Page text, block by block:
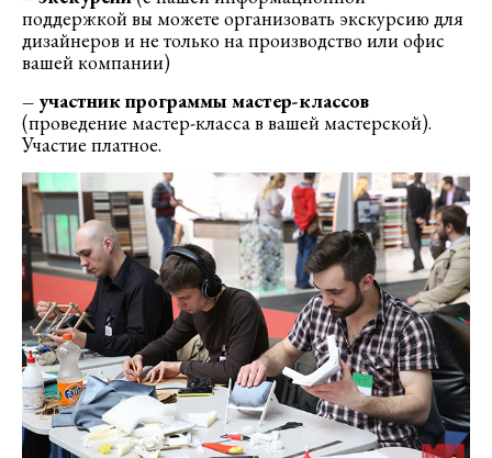
поддержкой вы можете организовать экскурсию для
дизайнеров и не только на производство или офис
вашей компании)
– участник программы мастер-классов
(проведение мастер-класса в вашей мастерской).
Участие платное.